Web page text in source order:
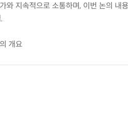
와 지속적으로 소통하며, 이번 논의 내
개요